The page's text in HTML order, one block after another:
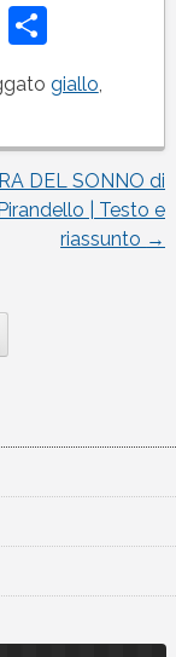
giallo,
DEL SONNO di
| Testo e
riassunto →